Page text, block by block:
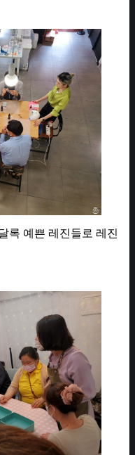
록 예쁜 레진들로 레진